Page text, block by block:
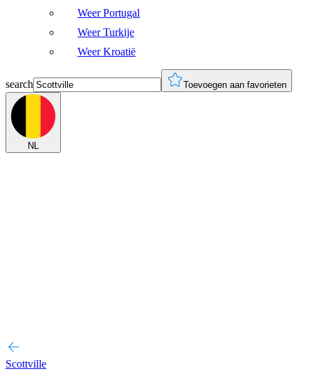
Weer Portugal
Weer Turkije
Weer Kroatië
search Toevoegen aan favorieten
NL
Scottville